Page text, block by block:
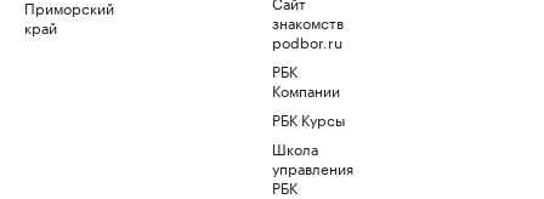
Приморский
край
знакомств
podbor.ru
РБК
Компании
РБК Курсы
Школа
управления
РБК